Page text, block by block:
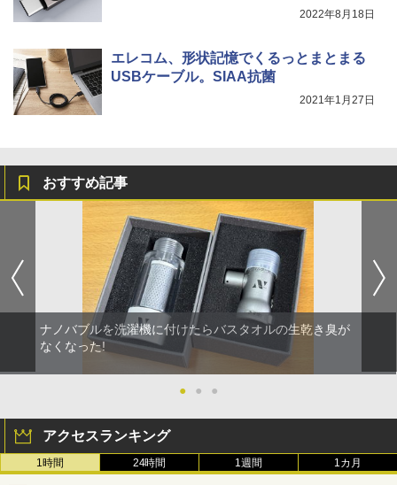
2022年8月18日
エレコム、形状記憶でくるっとまとまる
USBケーブル。SIAA抗菌
2021年1月27日
おすすめ記事
ナノバブルを洗濯機に付けたらバスタオルの生乾き臭が
なくなった!
● ● ●
アクセスランキング
1時間 24時間 1週間 1カ月